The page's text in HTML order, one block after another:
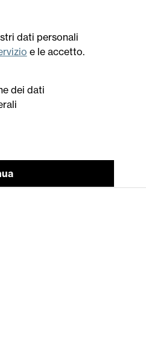
dati personali
e le accetto.
dei dati